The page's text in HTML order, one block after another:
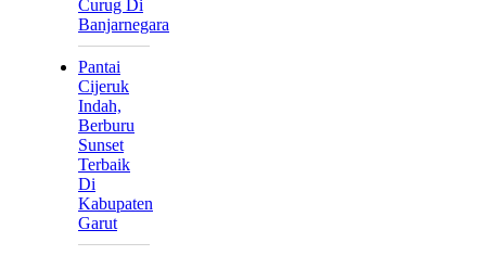
Curug Di
Banjarnegara
Pantai
Cijeruk
Indah,
Berburu
Sunset
Terbaik
Di
Kabupaten
Garut